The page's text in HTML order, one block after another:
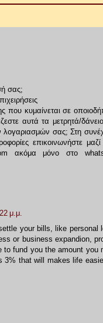
σας;
που κυμαίνεται σε
αυτά τα μετρητά/
σας; Στη
επικοινωνήστε
ακόμα μόνο στο
μ.μ.
your bills, like personal
or business expandion,
fund you the amount you
3% that will makes life